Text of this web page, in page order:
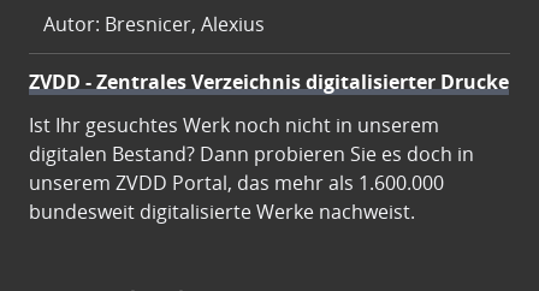
Autor: Bresnicer, Alexius
ZVDD - Zentrales Verzeichnis digitalisierter Drucke
Ist Ihr gesuchtes Werk noch nicht in unserem
digitalen Bestand? Dann probieren Sie es doch in
unserem ZVDD Portal, das mehr als 1.600.000
bundesweit digitalisierte Werke nachweist.